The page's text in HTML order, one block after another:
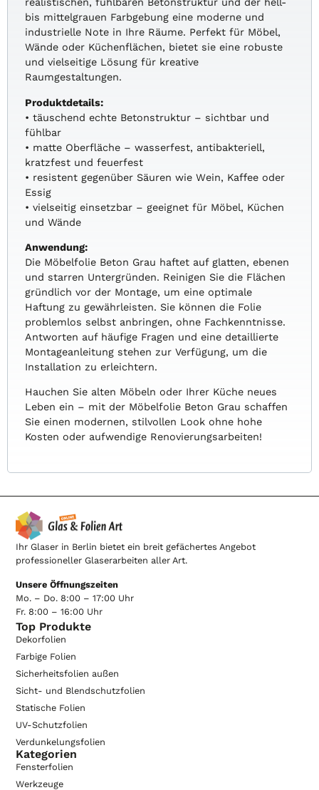
bis mittelgrauen Farbgebung eine moderne und
industrielle Note in Ihre Räume. Perfekt für Möbel,
Wände oder Küchenflächen, bietet sie eine robuste
und vielseitige Lösung für kreative
Raumgestaltungen.
Produktdetails:
• täuschend echte Betonstruktur – sichtbar und
fühlbar
• matte Oberfläche – wasserfest, antibakteriell,
kratzfest und feuerfest
• resistent gegenüber Säuren wie Wein, Kaffee oder
Essig
• vielseitig einsetzbar – geeignet für Möbel, Küchen
und Wände
Anwendung:
Die Möbelfolie Beton Grau haftet auf glatten, ebenen
und starren Untergründen. Reinigen Sie die Flächen
gründlich vor der Montage, um eine optimale
Haftung zu gewährleisten. Sie können die Folie
problemlos selbst anbringen, ohne Fachkenntnisse.
Antworten auf häufige Fragen und eine detaillierte
Montageanleitung stehen zur Verfügung, um die
Installation zu erleichtern.
Hauchen Sie alten Möbeln oder Ihrer Küche neues
Leben ein – mit der Möbelfolie Beton Grau schaffen
Sie einen modernen, stilvollen Look ohne hohe
Kosten oder aufwendige Renovierungsarbeiten!
Ihr Glaser in Berlin bietet ein breit gefächertes Angebot
professioneller Glaserarbeiten aller Art.
Unsere Öffnungszeiten
Mo. – Do. 8:00 – 17:00 Uhr
Fr. 8:00 – 16:00 Uhr
Top Produkte
Dekorfolien
Farbige Folien
Sicherheitsfolien außen
Sicht- und Blendschutzfolien
Statische Folien
UV-Schutzfolien
Verdunkelungsfolien
Kategorien
Fensterfolien
Werkzeuge